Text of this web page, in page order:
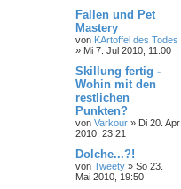
Fallen und Pet
Mastery
von KArtoffel des Todes
» Mi 7. Jul 2010, 11:00
Skillung fertig -
Wohin mit den
restlichen
Punkten?
von Varkour » Di 20. Apr
2010, 23:21
Dolche...?!
von Tweety » So 23.
Mai 2010, 19:50